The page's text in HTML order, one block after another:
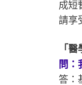
成短
請享
「
問：
答：